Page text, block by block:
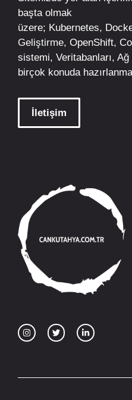
başta olmak
üzere; Kubernetes,
Geliştirme, OpenShift,
sistemi, Veritabanları,
birçok konuda
İletişim